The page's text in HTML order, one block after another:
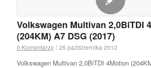
Volkswagen Multivan 2,0BiTDI
(204KM) A7 DSG (2017)
0 Komentarzy / 25 października 2012
Volkswagen Multivan 2,0BiTDI 4Motion